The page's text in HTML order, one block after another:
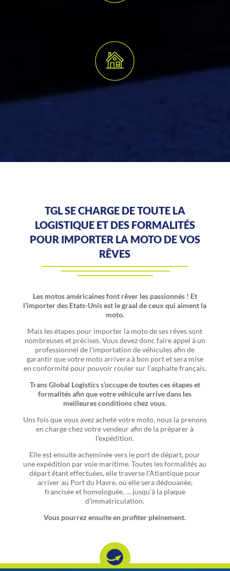
TGL SE CHARGE DE TOUTE LA
LOGISTIQUE ET DES FORMALITÉS
POUR IMPORTER LA MOTO DE VOS
RÊVES
Les motos américaines font rêver les passionnés ! Et
l’importer des Etats-Unis est le graal de ceux qui aiment la
moto.
Mais les étapes pour importer la moto de ses rêves sont
nombreuses et précises. Vous devez donc faire appel à un
professionnel de l’importation de véhicules afin de
garantir que votre moto arrivera à bon port et sera mise
en conformité pour pouvoir rouler sur l’asphalte français.
Trans Global Logistics s’occupe de toutes ces étapes et
formalités afin que votre véhicule arrive dans les
meilleures conditions chez vous.
Uns fois que vous avez acheté votre moto, nous la prenons
en charge chez votre vendeur afin de la préparer à
l’expédition.
Elle est ensuite acheminée vers le port de départ, pour
une expédition par voie maritime. Toutes les formalités au
départ étant effectuées, elle traverse l’Atlantique pour
arriver au Port du Havre, où elle sera dédouanée,
francisée et homologuée, … jusqu’à la plaque
d’immatriculation.
Vous pourrez ensuite en profiter pleinement.